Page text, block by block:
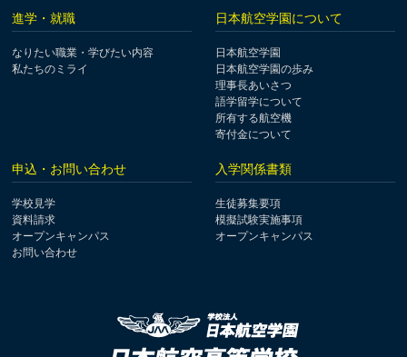
進学・就職
なりたい職業・学びたい内容
私たちのミライ
日本航空学園について
日本航空学園
日本航空学園の歩み
理事長あいさつ
語学留学について
所有する航空機
寄付金について
申込・お問い合わせ
学校見学
資料請求
オープンキャンパス
お問い合わせ
入学関係書類
生徒募集要項
模擬試験実施事項
オープンキャンパス